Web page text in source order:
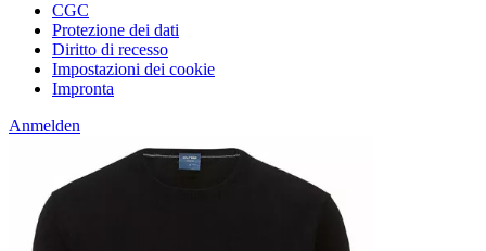
CGC
Protezione dei dati
Diritto di recesso
Impostazioni dei cookie
Impronta
Anmelden